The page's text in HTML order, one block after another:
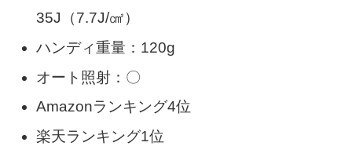
35J（7.7J/㎠）
ハンディ重量：120g
オート照射：〇
Amazonランキング4位
楽天ランキング1位